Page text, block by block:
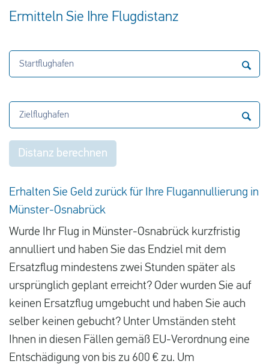
Ermitteln Sie Ihre Flugdistanz
Startflughafen
Zielflughafen
Distanz berechnen
Erhalten Sie Geld zurück für Ihre Flugannullierung in
Münster-Osnabrück
Wurde Ihr Flug in Münster-Osnabrück kurzfristig
annulliert und haben Sie das Endziel mit dem
Ersatzflug mindestens zwei Stunden später als
ursprünglich geplant erreicht? Oder wurden Sie auf
keinen Ersatzflug umgebucht und haben Sie auch
selber keinen gebucht? Unter Umständen steht
Ihnen in diesen Fällen gemäß EU-Verordnung eine
Entschädigung von bis zu 600 € zu. Um